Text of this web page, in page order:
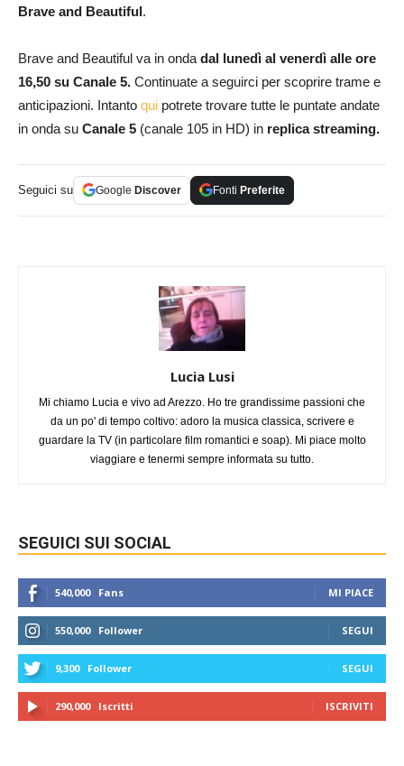
Brave and Beautiful.
Brave and Beautiful va in onda dal lunedì al venerdì alle ore
16,50 su Canale 5. Continuate a seguirci per scoprire trame e
anticipazioni. Intanto qui potrete trovare tutte le puntate andate
in onda su Canale 5 (canale 105 in HD) in replica streaming.
Seguici su Google Discover Fonti Preferite
Lucia Lusi
Mi chiamo Lucia e vivo ad Arezzo. Ho tre grandissime passioni che
da un po' di tempo coltivo: adoro la musica classica, scrivere e
guardare la TV (in particolare film romantici e soap). Mi piace molto
viaggiare e tenermi sempre informata su tutto.
SEGUICI SUI SOCIAL
540,000 Fans MI PIACE
550,000 Follower SEGUI
9,300 Follower SEGUI
290,000 Iscritti ISCRIVITI